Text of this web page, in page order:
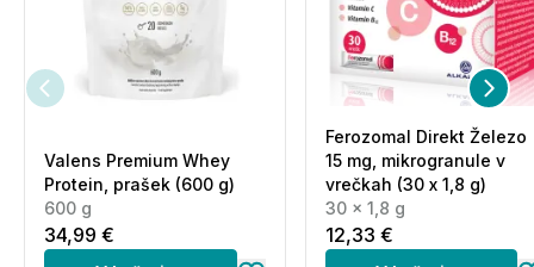
Valens Premium Whey
Protein, prašek (600 g)
600 g
34,99 €
Ferozomal Direkt Železo
15 mg, mikrogranule v
vrečkah (30 x 1,8 g)
30 x 1,8 g
12,33 €